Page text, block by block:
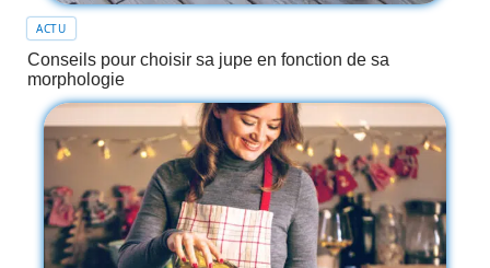
ACTU
Conseils pour choisir sa jupe en fonction de sa
morphologie